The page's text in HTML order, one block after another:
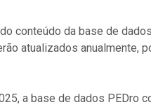
conteúdo da base de
atualizados anualmente,
a base de dados PEDro